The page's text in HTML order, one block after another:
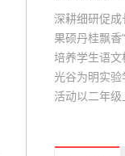
深耕细研促
果硕丹桂飘香
培养学生语
光谷为明实
活动以二年